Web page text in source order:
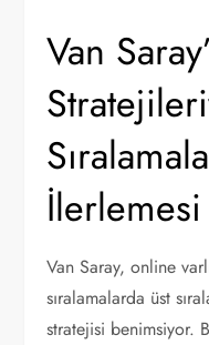
Van
İlerlemesi
Van Saray, online
sıralamalarda üst
stratejisi benimsiyor.